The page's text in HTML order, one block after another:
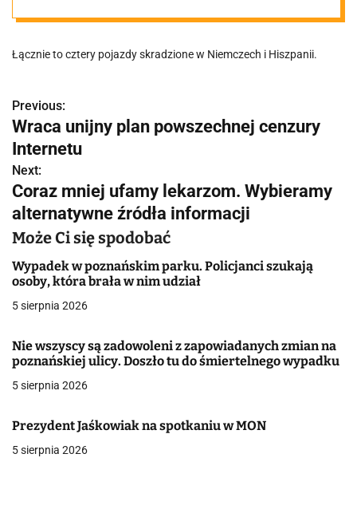
Trop prowadził
do Wielkopolski
Łącznie to cztery pojazdy skradzione w Niemczech i Hiszpanii.
N
a
w
i
g
a
c
a
w
i
Previous:
Wraca unijny plan powszechnej cenzury
Internetu
Next:
Coraz mniej ufamy lekarzom. Wybieramy
alternatywne źródła informacji
Może Ci się spodobać
Wypadek w poznańskim parku. Policjanci szukają
osoby, która brała w nim udział
5 sierpnia 2026
Nie wszyscy są zadowoleni z zapowiadanych zmian na
poznańskiej ulicy. Doszło tu do śmiertelnego wypadku
5 sierpnia 2026
Prezydent Jaśkowiak na spotkaniu w MON
5 sierpnia 2026